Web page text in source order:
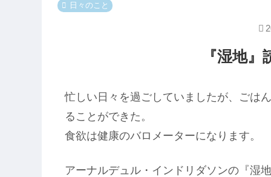
日々のこと
『湿地
忙しい日々を過ごしていましたが、ごは
ることができた。
食欲は健康のバロメーターになります。
アーナルデュル・インドリダソンの『湿